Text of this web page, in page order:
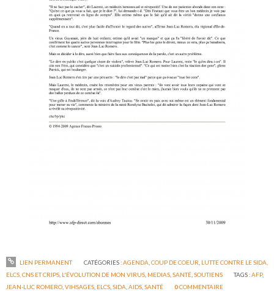
LIEN PERMANENT CATÉGORIES :AGENDA COUP DE COEUR LUTTE CONTRE LE SIDA,
ELCS, CNS ET CRIPS L'ÉVOLUTION DE MON VIRUS MEDIAS ,SANTÉ ,SOUTIENS TAGS :AFP,
JEAN-LUC ROMERO ,VIHSAGES ELCS ,SIDA ,AIDS ,SANTÉ 0COMMENTAIRE